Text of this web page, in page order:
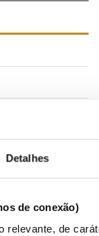
Detalhes
de conexão)
relevante, de